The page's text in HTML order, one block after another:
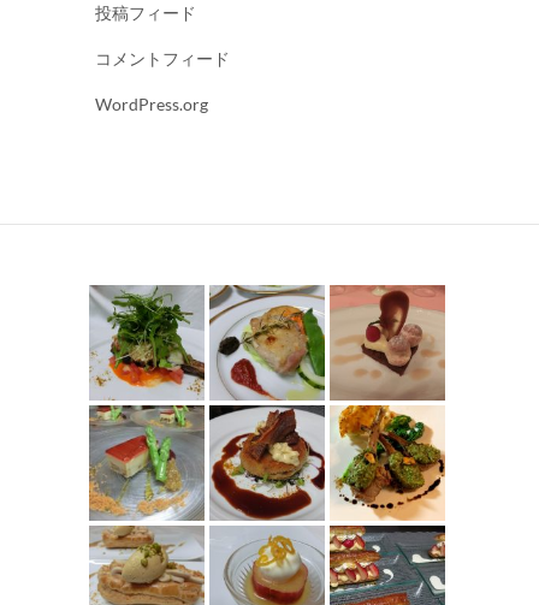
投稿フィード
コメントフィード
WordPress.org